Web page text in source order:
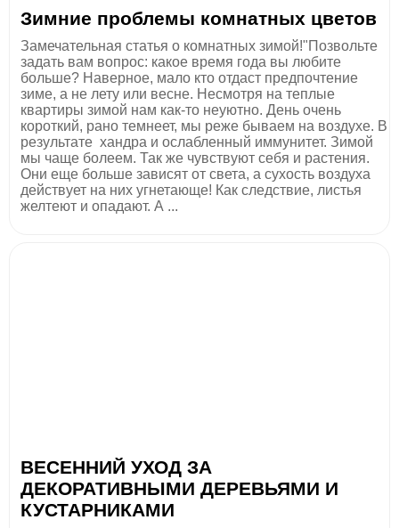
Зимние проблемы комнатных цветов
Замечательная статья о комнатных зимой!"Позвольте
задать вам вопрос: какое время года вы любите
больше? Наверное, мало кто отдаст предпочтение
зиме, а не лету или весне. Несмотря на теплые
квартиры зимой нам как­-то неуютно. День очень
короткий, рано темнеет, мы реже бываем на воздухе. В
результате ­ хандра и ослабленный иммунитет. Зимой
мы чаще болеем. Так же чувствуют себя и растения.
Они еще больше зависят от света, а сухость воздуха
действует на них угнетающе! Как следствие, листья
желтеют и опадают. А ...
ВЕСЕННИЙ УХОД ЗА
ДЕКОРАТИВНЫМИ ДЕРЕВЬЯМИ И
КУСТАРНИКАМИ